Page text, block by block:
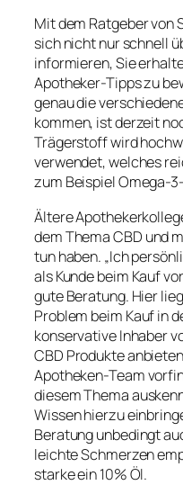
Mit dem Ratgeber von
sich nicht nur schnell
informieren, Sie
Apotheker-Tipps zu
genau die
kommen, ist derzeit
Trägerstoff wird
verwendet, welches
zum Beispiel Omega-
Ältere
dem Thema CBD und
tun haben. „Ich
als Kunde beim Kauf
gute Beratung. Hier
Problem beim Kauf in
konservative Inhaber
CBD Produkte
Apotheken-Team
diesem Thema
Wissen hierzu
Beratung unbedingt
leichte Schmerzen
starke ein 10% Öl.